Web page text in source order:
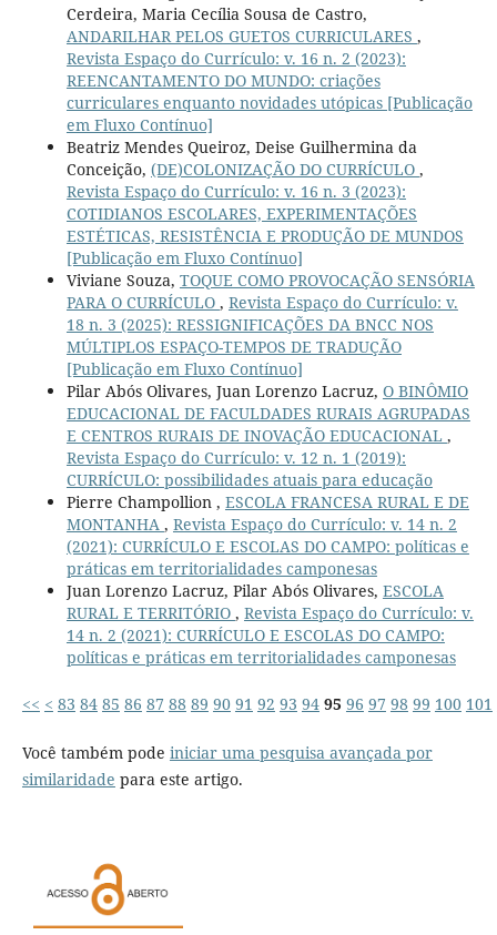
Cerdeira, Maria Cecília Sousa de Castro,
ANDARILHAR PELOS GUETOS CURRICULARES ,
Revista Espaço do Currículo: v. 16 n. 2 (2023):
REENCANTAMENTO DO MUNDO: criações
curriculares enquanto novidades utópicas [Publicação
em Fluxo Contínuo]
Beatriz Mendes Queiroz, Deise Guilhermina da
Conceição, (DE)COLONIZAÇÃO DO CURRÍCULO ,
Revista Espaço do Currículo: v. 16 n. 3 (2023):
COTIDIANOS ESCOLARES, EXPERIMENTAÇÕES
ESTÉTICAS, RESISTÊNCIA E PRODUÇÃO DE MUNDOS
[Publicação em Fluxo Contínuo]
Viviane Souza, TOQUE COMO PROVOCAÇÃO SENSÓRIA
PARA O CURRÍCULO , Revista Espaço do Currículo: v.
18 n. 3 (2025): RESSIGNIFICAÇÕES DA BNCC NOS
MÚLTIPLOS ESPAÇO-TEMPOS DE TRADUÇÃO
[Publicação em Fluxo Contínuo]
Pilar Abós Olivares, Juan Lorenzo Lacruz, O BINÔMIO
EDUCACIONAL DE FACULDADES RURAIS AGRUPADAS
E CENTROS RURAIS DE INOVAÇÃO EDUCACIONAL ,
Revista Espaço do Currículo: v. 12 n. 1 (2019):
CURRÍCULO: possibilidades atuais para educação
Pierre Champollion , ESCOLA FRANCESA RURAL E DE
MONTANHA , Revista Espaço do Currículo: v. 14 n. 2
(2021): CURRÍCULO E ESCOLAS DO CAMPO: políticas e
práticas em territorialidades camponesas
Juan Lorenzo Lacruz, Pilar Abós Olivares, ESCOLA
RURAL E TERRITÓRIO , Revista Espaço do Currículo: v.
14 n. 2 (2021): CURRÍCULO E ESCOLAS DO CAMPO:
políticas e práticas em territorialidades camponesas
<< < 83 84 85 86 87 88 89 90 91 92 93 94 95 96 97 98 99 100 101
Você também pode iniciar uma pesquisa avançada por
similaridade para este artigo.